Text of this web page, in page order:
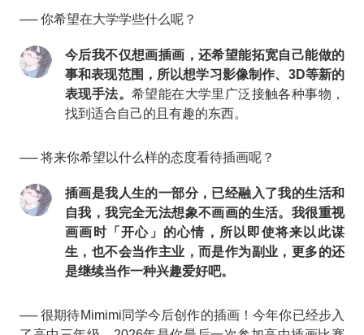
── 你希望在大学学些什么呢？
今后我不仅想画插画，还希望能拓宽自己能做的
事和表现范围，所以想学习影像制作、3D等新的
表现手法。 希望能在大学里广泛接触各种事物，
找到适合自己的且有趣的东西。
── 将来你希望以什么样的态度看待插画呢？
插画是我人生的一部分，已经融入了我的生活和
自我，我完全无法想象不画画的生活。我很重视
画画时「开心」的心情，所以即使将来以此谋
生，也不会当作主业，而是作为副业，更多的还
是继续当作一种兴趣爱好吧。
── 很期待Mimimi同学今后创作的插画！今年你已经步入